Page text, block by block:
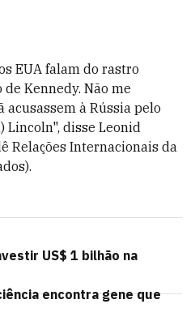
EUA falam do rastro
Kennedy. Não me
à Rússia pelo
Lincoln", disse Leonid
Relações Internacionais da
US$ 1 bilhão na
encontra gene que